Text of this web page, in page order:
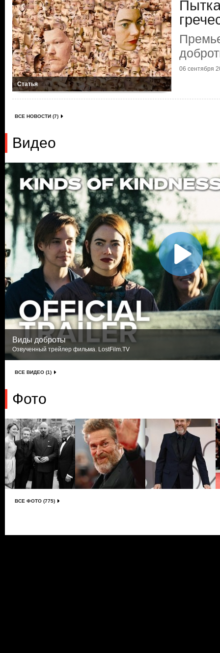
Статья
06 сентября
ВСЕ НОВОСТИ (7)
Видео
Виды доброты
Озвученный трейлер фильма. LostFilm.TV
ВСЕ ВИДЕО (1)
Фото
ВСЕ ФОТО (775)